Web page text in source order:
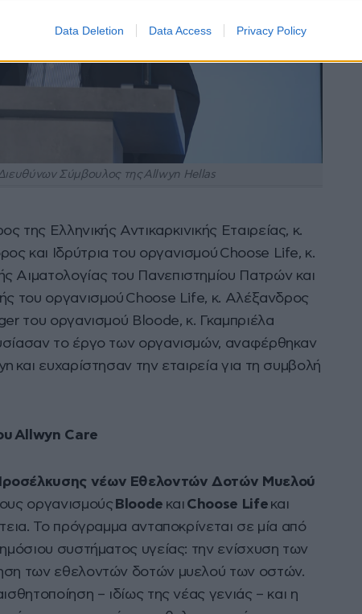
Data Deletion Data Access Privacy Policy
Σύμβουλος της Allwyn Hellas
της Ελληνικής Αντικαρκινικής Εταιρείας, κ.
και Ιδρύτρια του οργανισμού Choose Life, κ.
Αιματολογίας του Πανεπιστημίου Πατρών και
του οργανισμού Choose Life, κ. Αλέξανδρος
του οργανισμού Bloode, κ. Γκαμπριέλα
το έργο των οργανισμών, αναφέρθηκαν
και ευχαρίστησαν την εταιρεία για τη συμβολή
Allwyn Care
νέων Εθελοντών Δοτών Μυελού
οργανισμούς Bloode και Choose Life και
Το πρόγραμμα ανταποκρίνεται σε μία από
συστήματος υγείας: την ενίσχυση των
των εθελοντών δοτών μυελού των οστών.
– ιδίως της νέας γενιάς – και η